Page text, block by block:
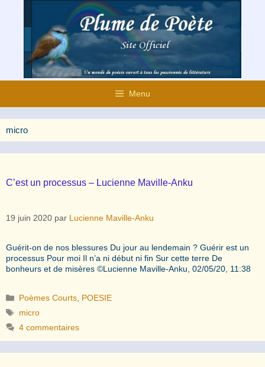
contenu
Menu
micro
C’est un processus – Lucienne Maville-Anku
19 juin 2020 par Lucienne Maville-Anku
Guérit-on de nos blessures Du jour au lendemain ? Guérir est un
processus Pour moi Il n’a ni début ni fin Sur cette terre De
bonheurs et de misères ©Lucienne Maville-Anku, 02/05/20, 11:38
Catégories
Poèmes Courts POESIE
Étiquettes
micro
4 commentaires